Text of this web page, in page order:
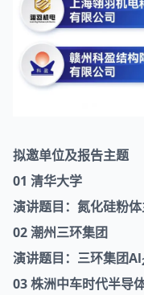
拟邀单位及报告主题
01 清华大学
演讲题目：氮化硅粉
02 潮州三环集团
演讲题目：三环集团Al
03 株洲中车时代半导